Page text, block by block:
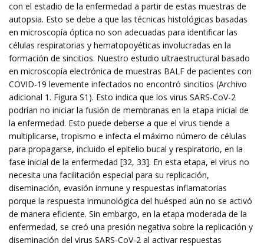
con el estadio de la enfermedad a partir de estas muestras de
autopsia. Esto se debe a que las técnicas histológicas basadas
en microscopía óptica no son adecuadas para identificar las
células respiratorias y hematopoyéticas involucradas en la
formación de sincitios. Nuestro estudio ultraestructural basado
en microscopía electrónica de muestras BALF de pacientes con
COVID-19 levemente infectados no encontró sincitios (Archivo
adicional 1. Figura S1). Esto indica que los virus SARS-CoV-2
podrían no iniciar la fusión de membranas en la etapa inicial de
la enfermedad. Esto puede deberse a que el virus tiende a
multiplicarse, tropismo e infecta el máximo número de células
para propagarse, incluido el epitelio bucal y respiratorio, en la
fase inicial de la enfermedad [32, 33]. En esta etapa, el virus no
necesita una facilitación especial para su replicación,
diseminación, evasión inmune y respuestas inflamatorias
porque la respuesta inmunológica del huésped aún no se activó
de manera eficiente. Sin embargo, en la etapa moderada de la
enfermedad, se creó una presión negativa sobre la replicación y
diseminación del virus SARS-CoV-2 al activar respuestas